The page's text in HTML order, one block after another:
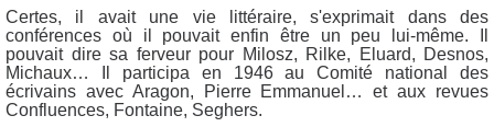
Certes, il avait une vie littéraire, s'exprimait dans des
conférences où il pouvait enfin être un peu lui-même. Il
pouvait dire sa ferveur pour Milosz, Rilke, Eluard, Desnos,
Michaux… Il participa en 1946 au Comité national des
écrivains avec Aragon, Pierre Emmanuel… et aux revues
Confluences, Fontaine, Seghers.